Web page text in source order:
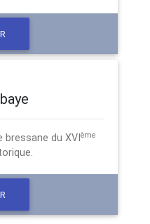
du XVI ème